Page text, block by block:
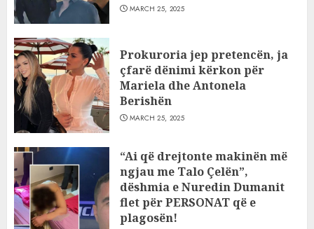
MARCH 25, 2025
Prokuroria jep pretencën, ja
çfarë dënimi kërkon për
Mariela dhe Antonela
Berishën
MARCH 25, 2025
“Ai që drejtonte makinën më
ngjau me Talo Çelën”,
dëshmia e Nuredin Dumanit
flet për PERSONAT që e
plagosën!